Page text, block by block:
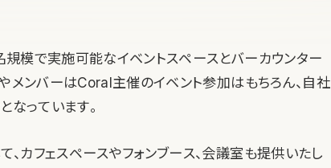
模で実施可能なイベントスペースとバーカウンター
メンバーはCoral主催のイベント参加はもちろん、自社
なっています。
、カフェスペースやフォンブース、会議室も提供いたし